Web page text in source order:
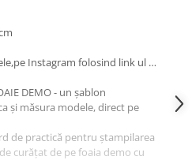
Instagram folosind link ul …
DEMO - un șablon
și măsura modele, direct pe
de practică pentru ștampilarea
curățat de pe foaia demo cu